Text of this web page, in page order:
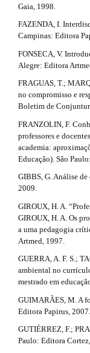
d
e
r
#
Gaia, 1998.
FAZENDA, I.
Campinas: Editora
FONSECA, V.
Alegre: Editora
FRAGUAS, T.;
no compromisso e
Boletim de
FRANZOLIN, F.
professores e
academia:
Educação). São
GIBBS, G. Análise
2009.
GIROUX, H. A.
GIROUX, H. A. Os
a uma pedagogia
Artmed, 1997.
GUERRA, A. F. S.;
ambiental no
mestrado em
GUIMARÃES, M. A
Editora Papirus, 2007.
GUTIÉRREZ, F.;
Paulo: Editora